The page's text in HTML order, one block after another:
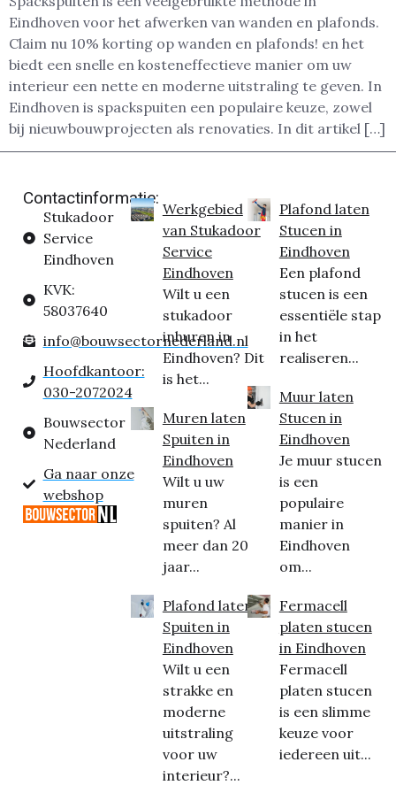
Eindhoven voor het afwerken van wanden en plafonds.
Claim nu 10% korting op wanden en plafonds! en het
biedt een snelle en kosteneffectieve manier om uw
interieur een nette en moderne uitstraling te geven. In
Eindhoven is spackspuiten een populaire keuze, zowel
bij nieuwbouwprojecten als renovaties. In dit artikel […]
Contactinformatie:
Stukadoor
Service
Eindhoven
KVK:
58037640
info@bouwsectornederland.nl
Hoofdkantoor:
030-2072024
Bouwsector
Nederland
Ga naar onze
webshop
Werkgebied
van Stukadoor
Service
Eindhoven
Wilt u een
stukadoor
inhuren in
Eindhoven? Dit
is het...
Muren laten
Spuiten in
Eindhoven
Wilt u uw
muren
spuiten? Al
meer dan 20
jaar...
Plafond laten
Spuiten in
Eindhoven
Wilt u een
strakke en
moderne
uitstraling
voor uw
interieur?...
Plafond laten
Stucen in
Eindhoven
Een plafond
stucen is een
essentiële stap
in het
realiseren...
Muur laten
Stucen in
Eindhoven
Je muur stucen
is een
populaire
manier in
Eindhoven
om...
Fermacell
platen stucen
in Eindhoven
Fermacell
platen stucen
is een slimme
keuze voor
iedereen uit...